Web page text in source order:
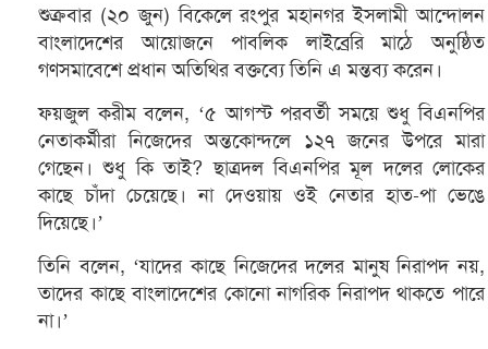
শুক্রবার (২০ জুন) বিকেলে রংপুর মহানগর ইসলামী আন্দোলন
বাংলাদেশের আয়োজনে পাবলিক লাইব্রেরি মাঠে অনুষ্ঠিত
গণসমাবেশে প্রধান অতিথির বক্তব্যে তিনি এ মন্তব্য করেন।
ফয়জুল করীম বলেন, ‘৫ আগস্ট পরবর্তী সময়ে শুধু বিএনপির
নেতাকর্মীরা নিজেদের অন্তকোন্দলে ১২৭ জনের উপরে মারা
গেছেন। শুধু কি তাই? ছাত্রদল বিএনপির মূল দলের লোকের
কাছে চাঁদা চেয়েছে। না দেওয়ায় ওই নেতার হাত-পা ভেঙে
দিয়েছে।’
তিনি বলেন, ‘যাদের কাছে নিজেদের দলের মানুষ নিরাপদ নয়,
তাদের কাছে বাংলাদেশের কোনো নাগরিক নিরাপদ থাকতে পারে
না।’